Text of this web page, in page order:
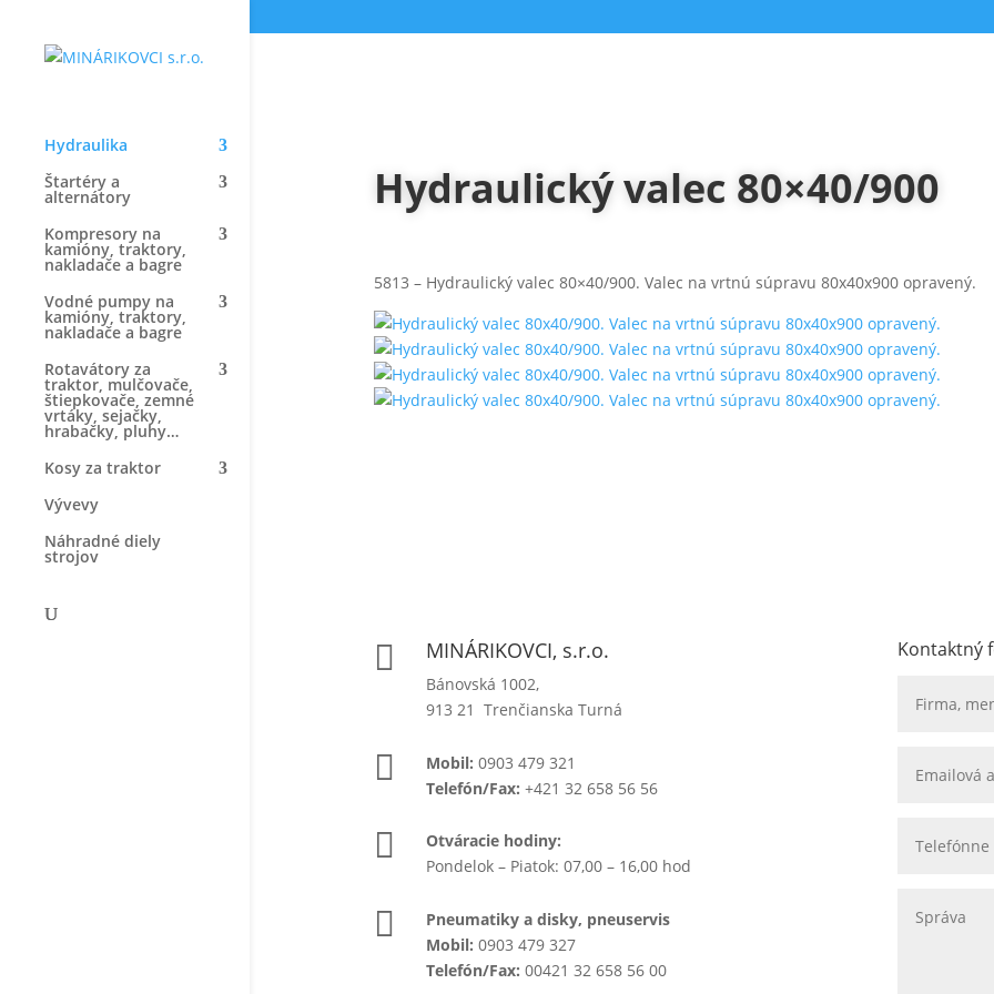
Hydraulika
Štartéry a
alternátory
Kompresory na
kamióny, traktory,
nakladače a bagre
Vodné pumpy na
kamióny, traktory,
nakladače a bagre
Rotavátory za
traktor, mulčovače,
štiepkovače, zemné
vrtáky, sejačky,
hrabačky, pluhy…
Kosy za traktor
Vývevy
Náhradné diely
strojov
Hydraulický valec 80×40/900
5813 – Hydraulický valec 80×40/900. Valec na vrtnú súpravu 80x40x900 opravený.
 MINÁRIKOVCI, s.r.o.
Bánovská 1002,
913 21 Trenčianska Turná
 Mobil: 0903 479 321
Telefón/Fax: +421 32 658 56 56

Otváracie hodiny:
Pondelok – Piatok: 07,00 – 16,00 hod

Pneumatiky a disky, pneuservis
Mobil: 0903 479 327
Telefón/Fax: 00421 32 658 56 00
Kontaktný